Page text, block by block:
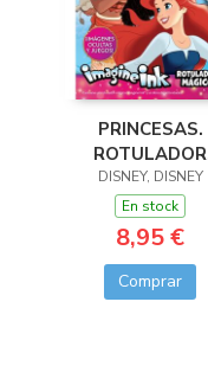
PRINCESAS.
ROTULADOR
MÁGICO 3
DISNEY, DISNEY
En stock
8,95 €
Comprar